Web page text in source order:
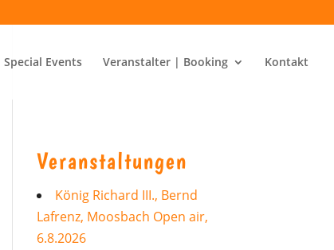
Special Events Veranstalter | Booking Kontakt
Veranstaltungen
König Richard III., Bernd
Lafrenz, Moosbach Open air,
6.8.2026